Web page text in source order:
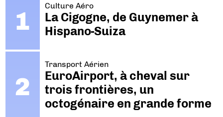
Culture Aéro
La Cigogne, de Guynemer à
Hispano-Suiza
Transport Aérien
EuroAirport, à cheval sur
trois frontières, un
octogénaire en grande forme